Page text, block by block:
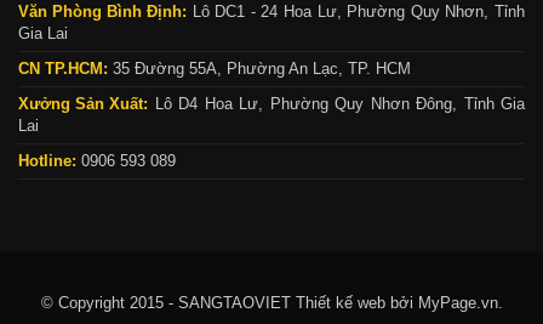
Văn Phòng Bình Định: Lô DC1 - 24 Hoa Lư, Phường Quy Nhơn, Tỉnh
Gia Lai
CN TP.HCM: 35 Đường 55A, Phường An Lạc, TP. HCM
Xưởng Sản Xuất: Lô D4 Hoa Lư, Phường Quy Nhơn Đông, Tỉnh Gia
Lai
Hotline: 0906 593 089
© Copyright 2015 - SANGTAOVIET Thiết kế web bởi MyPage.vn.